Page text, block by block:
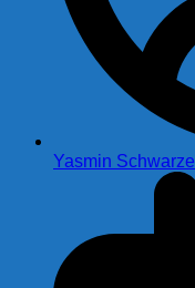
Yasmin Schwarze